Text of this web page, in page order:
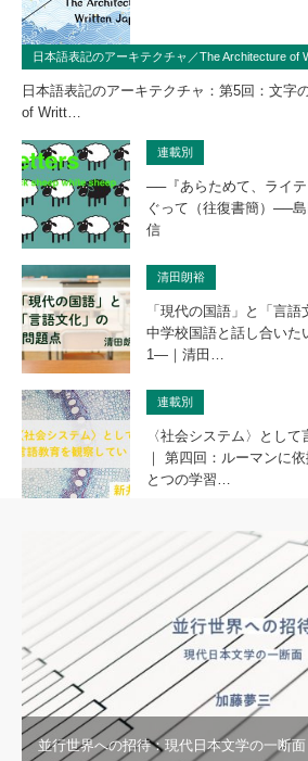
日本語表記のアーキテクチャ／The Architecture of
日本語表記のアーキテクチャ：第5回：文字
of Writt…
連載別
──『あらためて、ライ
ぐって（往復書簡）──
信
清田朗裕
「現代の国語」と「言
中学校国語と話し合い
1―｜清田…
連載別
〈社会システム〉とし
｜ 第四回：ルーマンに
とつの学習…
並行世界への招待：現代日本文学の一断